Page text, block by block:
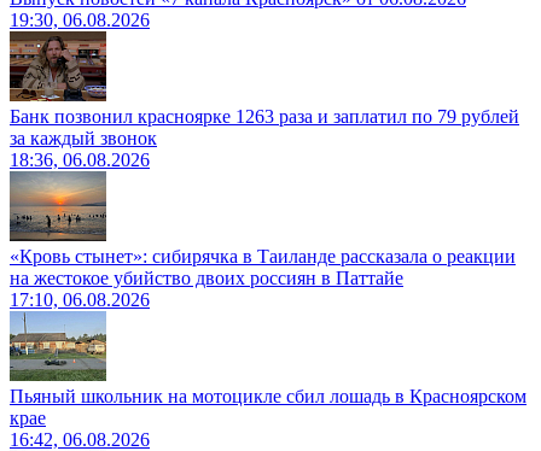
19:30, 06.08.2026
Банк позвонил красноярке 1263 раза и заплатил по 79 рублей
за каждый звонок
18:36, 06.08.2026
«Кровь стынет»: сибирячка в Таиланде рассказала о реакции
на жестокое убийство двоих россиян в Паттайе
17:10, 06.08.2026
Пьяный школьник на мотоцикле сбил лошадь в Красноярском
крае
16:42, 06.08.2026